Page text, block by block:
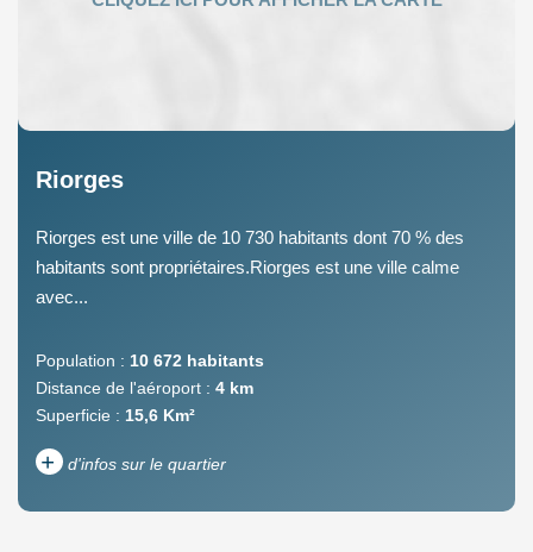
Riorges
Riorges est une ville de 10 730 habitants dont 70 % des
habitants sont propriétaires.Riorges est une ville calme
avec...
Population : 10 672 habitants
Distance de l'aéroport : 4 km
Superficie : 15,6 Km²
+ d'infos sur le quartier